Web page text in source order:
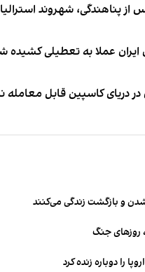
عملا به تعطیلی
دریای کاسپین قابل
و بازگشت زندگی می‌کنند
روزهای جنگ
را دوباره زنده کرد